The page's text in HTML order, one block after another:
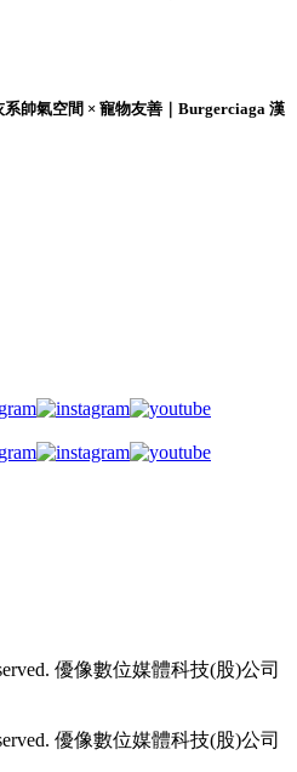
系帥氣空間 × 寵物友善｜Burgerciaga 漢
優像數位媒體科技(股)公司
優像數位媒體科技(股)公司